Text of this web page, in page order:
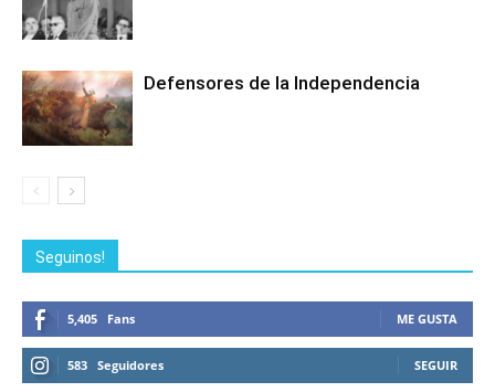
Defensores de la Independencia
Seguinos!
5,405 Fans ME GUSTA
583 Seguidores SEGUIR